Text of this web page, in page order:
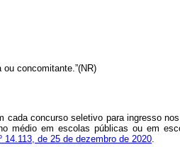
concomitante.”(NR)
concurso seletivo para ingresso
médio em escolas públicas ou em
de 25 de dezembro de 2020.